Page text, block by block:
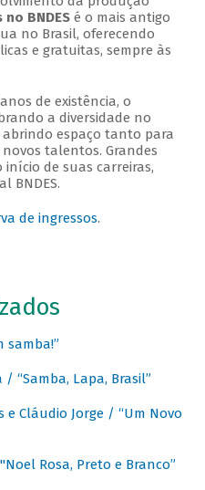
BNDESé o mais antigo
no Brasil, oferecendo
e gratuitas, sempre às
de existência, o
a diversidade no
espaço tanto para
talentos. Grandes
início de suas carreiras,
BNDES.
de ingressos.
samba!”
“Samba, Lapa, Brasil”
Cláudio Jorge / “Um Novo
Rosa, Preto e Branco”